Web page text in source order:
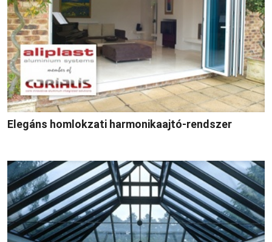
Elegáns homlokzati harmonikaajtó-rendszer